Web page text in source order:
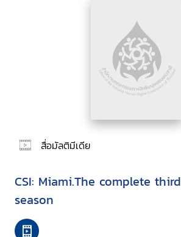
สื่อมัลติมีเดีย
CSI: Miami.The complete third
season